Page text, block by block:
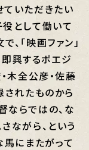
ていただきたい
として働いて
、「映画ファン」
興するポエジ
木全公彦・佐藤
されたものから
ならではの、な
ながら、という
馬にまたがって